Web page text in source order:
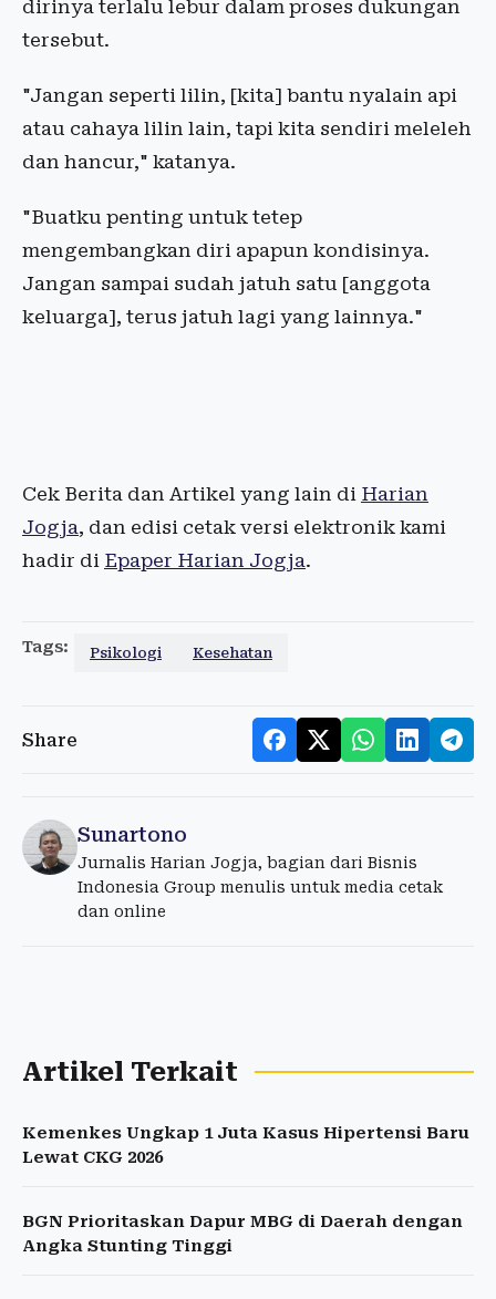
dirinya terlalu lebur dalam proses dukungan
tersebut.
"Jangan seperti lilin, [kita] bantu nyalain api
atau cahaya lilin lain, tapi kita sendiri meleleh
dan hancur," katanya.
"Buatku penting untuk tetep
mengembangkan diri apapun kondisinya.
Jangan sampai sudah jatuh satu [anggota
keluarga], terus jatuh lagi yang lainnya."
Cek Berita dan Artikel yang lain di Harian
Jogja, dan edisi cetak versi elektronik kami
hadir di Epaper Harian Jogja.
Tags: Psikologi Kesehatan
Share
Sunartono
Jurnalis Harian Jogja, bagian dari Bisnis
Indonesia Group menulis untuk media cetak
dan online
Artikel Terkait
Kemenkes Ungkap 1 Juta Kasus Hipertensi Baru
Lewat CKG 2026
BGN Prioritaskan Dapur MBG di Daerah dengan
Angka Stunting Tinggi